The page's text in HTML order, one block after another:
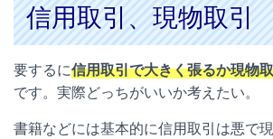
信用取引、現物取引
要するに信用取引で大きく張るか現物
です。実際どっちがいいか考えたい。
書籍などには基本的に信用取引は悪で